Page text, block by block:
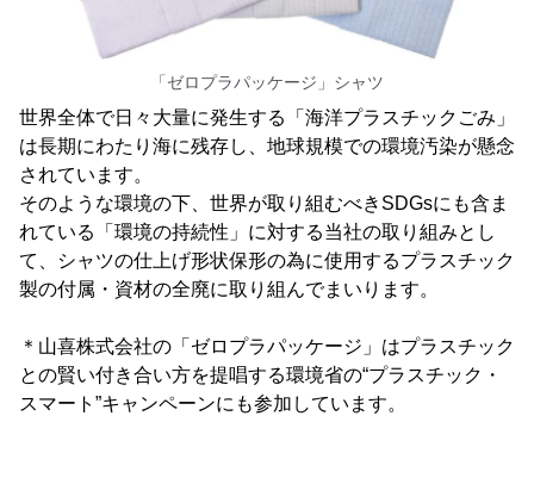
「ゼロプラパッケージ」シャツ
世界全体で日々大量に発生する「海洋プラスチックごみ」
は長期にわたり海に残存し、地球規模での環境汚染が懸念
されています。
そのような環境の下、世界が取り組むべきSDGsにも含ま
れている「環境の持続性」に対する当社の取り組みとし
て、シャツの仕上げ形状保形の為に使用するプラスチック
製の付属・資材の全廃に取り組んでまいります。
＊山喜株式会社の「ゼロプラパッケージ」はプラスチック
との賢い付き合い方を提唱する環境省の“プラスチック・
スマート”キャンペーンにも参加しています。